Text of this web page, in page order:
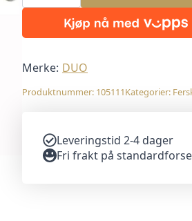
60S
Ayu
antall
Merke: DUO
Produktnummer: 105111Kategorier:
Leveringstid 2-4 dager
Fri frakt på